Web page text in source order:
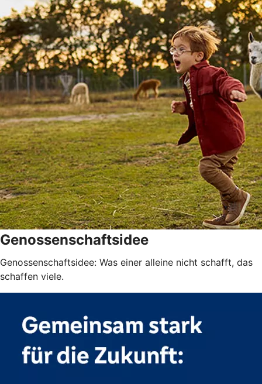
Genossenschaftsidee
Genossenschaftsidee: Was einer alleine nicht schafft, das
schaffen viele.